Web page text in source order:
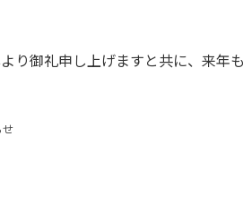
り御礼申し上げますと共に、来年
せ